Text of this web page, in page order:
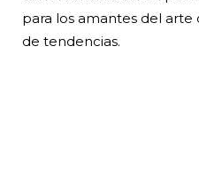
para los amantes del
de tendencias.